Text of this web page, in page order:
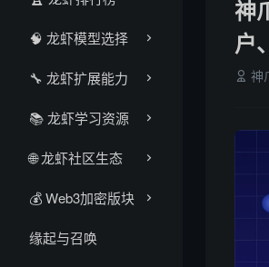
🧠 龙虾模型选择
🔧 龙虾扩展能力
📚 龙虾学习资源
🌐 龙虾社区生态
‌💰‌ Web3加密版块
缘起与召唤
神
户
神